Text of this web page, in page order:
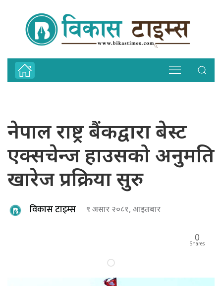
नेपाल राष्ट्र बैंकद्वारा बेस्ट
एक्सचेन्ज हाउसको अनुमति
खारेज प्रक्रिया सुरु
विकास टाइम्स ९ असार २०८१, आइतबार
0
Shares